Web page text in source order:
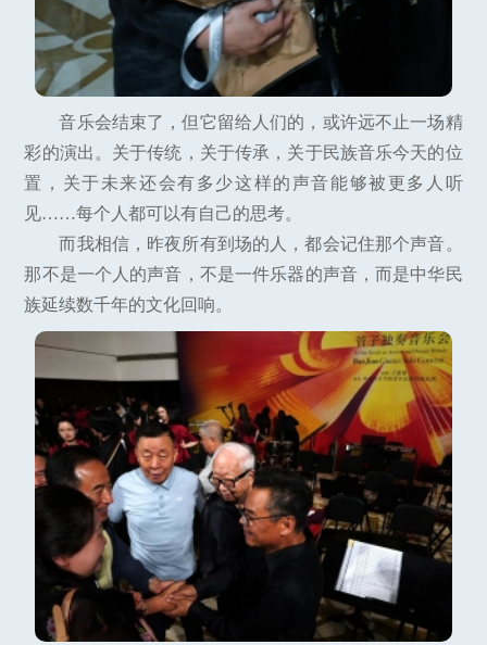
音乐会结束了，但它留给人们的，或许远不止一场精
彩的演出。关于传统，关于传承，关于民族音乐今天的位
置，关于未来还会有多少这样的声音能够被更多人听
见……每个人都可以有自己的思考。
而我相信，昨夜所有到场的人，都会记住那个声音。
那不是一个人的声音，不是一件乐器的声音，而是中华民
族延续数千年的文化回响。